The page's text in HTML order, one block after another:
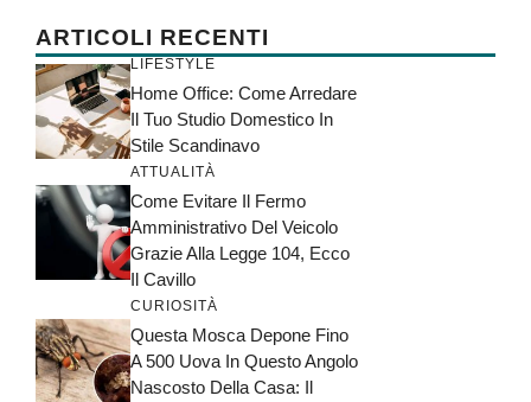
ARTICOLI RECENTI
LIFESTYLE
Home Office: Come Arredare
Il Tuo Studio Domestico In
Stile Scandinavo
ATTUALITÀ
Come Evitare Il Fermo
Amministrativo Del Veicolo
Grazie Alla Legge 104, Ecco
Il Cavillo
CURIOSITÀ
Questa Mosca Depone Fino
A 500 Uova In Questo Angolo
Nascosto Della Casa: Il